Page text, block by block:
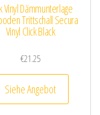
Vinyl Dämmunterlage
Trittschall Secura
Vinyl Click Black
€21.25
Siehe Angebot